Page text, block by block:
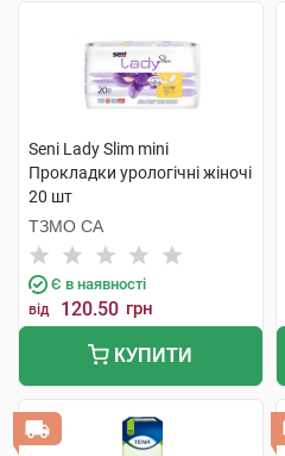
Seni Lady Slim mini
Прокладки урологічні жіночі
20 шт
ТЗМО СА
Є в наявності
від 120.50 грн
КУПИТИ